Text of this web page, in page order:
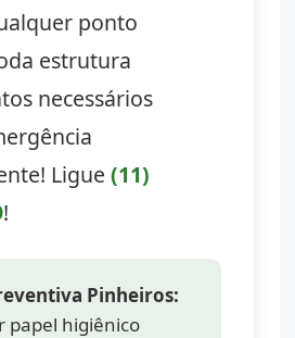
ponto
estrutura
necessários
Ligue(11)
!
Pinheiros:
papel higiênico